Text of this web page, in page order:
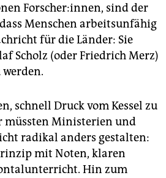
Forscher:innen, sind der
Menschen arbeitsunfähig
für die Länder: Sie
Scholz (oder Friedrich Merz)
schnell Druck vom Kessel zu
müssten Ministerien und
radikal anders gestalten:
mit Noten, klaren
Hin zum